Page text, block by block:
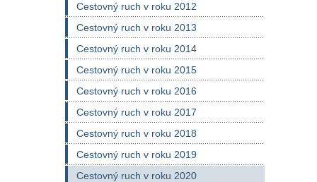
Cestovný ruch v roku 2012
Cestovný ruch v roku 2013
Cestovný ruch v roku 2014
Cestovný ruch v roku 2015
Cestovný ruch v roku 2016
Cestovný ruch v roku 2017
Cestovný ruch v roku 2018
Cestovný ruch v roku 2019
Cestovný ruch v roku 2020